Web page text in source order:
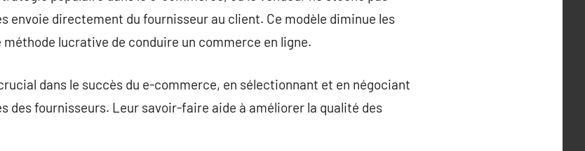
envoie directement du fournisseur au client. Ce modèle diminue les
lucrative de conduire un commerce en ligne.
dans le succès du e-commerce, en sélectionnant et en négociant
des fournisseurs. Leur savoir-faire aide à améliorer la qualité des